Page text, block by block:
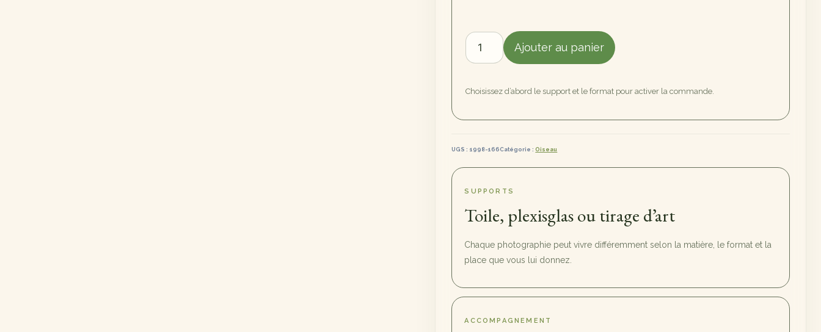
quantité
de
grand
!
Ajouter au panier
Choisissez d’abord le support et le format pour activer la commande.
UGS :1998-166Catégorie :Oiseau
SUPPORTS
Toile, plexisglas ou tirage d’art
Chaque photographie peut vivre différemment selon la matière, le format et la
place que vous lui donnez.
ACCOMPAGNEMENT